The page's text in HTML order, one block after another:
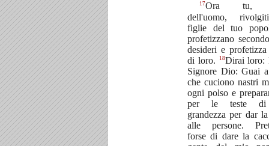
17Ora tu,
dell'uomo,
figlie del tuo
profetizzano
desideri e
di loro.
18Dirai loro:
Signore Dio: Guai
che cuciono nastri
ogni polso e
per le teste di
grandezza per dar
alle persone.
forse di dare la